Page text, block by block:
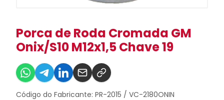
Porca de Roda Cromada GM
Onix/S10 M12x1,5 Chave 19
Código do Fabricante: PR-2015 / VC-2180ONIN